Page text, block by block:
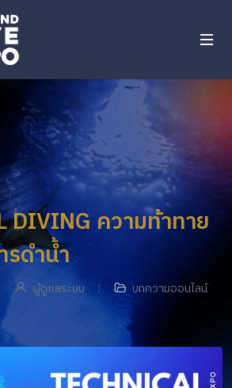
DIVING ความท้าทาย
ดำน้ำ
ผู้ดูแลระบบ บทความออนไลน์